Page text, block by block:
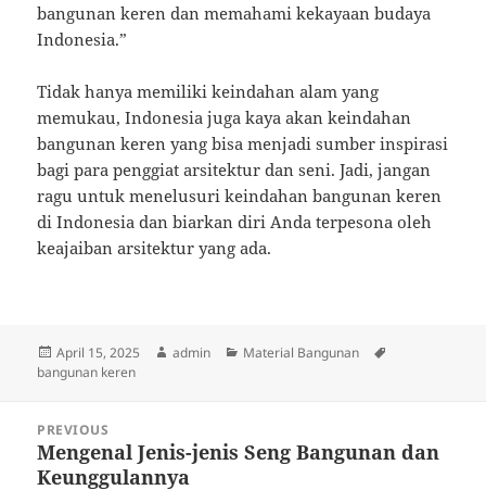
bangunan keren dan memahami kekayaan budaya
Indonesia.”
Tidak hanya memiliki keindahan alam yang
memukau, Indonesia juga kaya akan keindahan
bangunan keren yang bisa menjadi sumber inspirasi
bagi para penggiat arsitektur dan seni. Jadi, jangan
ragu untuk menelusuri keindahan bangunan keren
di Indonesia dan biarkan diri Anda terpesona oleh
keajaiban arsitektur yang ada.
Posted
on
April 15, 2025 Author
admin Categories
Material Bangunan
bangunan keren
navigation
PREVIOUS
Previous
post:
Mengenal Jenis-jenis Seng Bangunan dan
Keunggulannya